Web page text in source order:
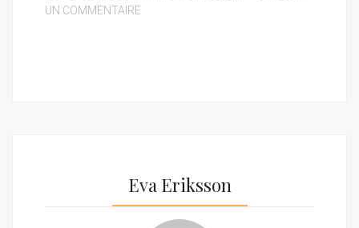
UN COMMENTAIRE
Eva Eriksson